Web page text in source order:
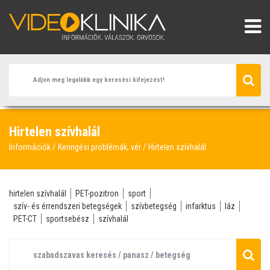
Hirtelen szívhalál
Információk Keringési problémák, vér Hirtelen szívhalál
hirtelen szívhalál PET-pozitron
sport
szív- és érrendszeri betegségek
szívbetegség infarktus
láz
PET-CT
sportsebész szívhalál